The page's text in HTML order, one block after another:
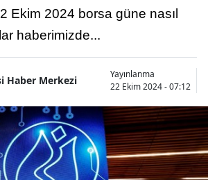
Ekim 2024 borsa güne nasıl
haberimizde...
Haber Merkezi
Yayınlanma
22 Ekim 2024 - 07:12